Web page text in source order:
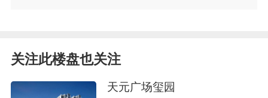
关注此楼盘也关注
天元广场玺园